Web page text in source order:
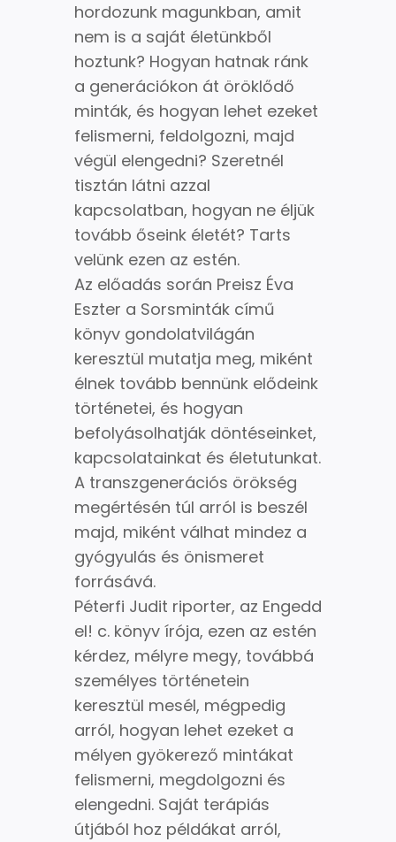
hordozunk magunkban, amit
nem is a saját életünkből
hoztunk? Hogyan hatnak ránk
a generációkon át öröklődő
minták, és hogyan lehet ezeket
felismerni, feldolgozni, majd
végül elengedni? Szeretnél
tisztán látni azzal
kapcsolatban, hogyan ne éljük
tovább őseink életét? Tarts
velünk ezen az estén.
Az előadás során Preisz Éva
Eszter a Sorsminták című
könyv gondolatvilágán
keresztül mutatja meg, miként
élnek tovább bennünk elődeink
történetei, és hogyan
befolyásolhatják döntéseinket,
kapcsolatainkat és életutunkat.
A transzgenerációs örökség
megértésén túl arról is beszél
majd, miként válhat mindez a
gyógyulás és önismeret
forrásává.
Péterfi Judit riporter, az Engedd
el! c. könyv írója, ezen az estén
kérdez, mélyre megy, továbbá
személyes történetein
keresztül mesél, mégpedig
arról, hogyan lehet ezeket a
mélyen gyökerező mintákat
felismerni, megdolgozni és
elengedni. Saját terápiás
útjából hoz példákat arról,